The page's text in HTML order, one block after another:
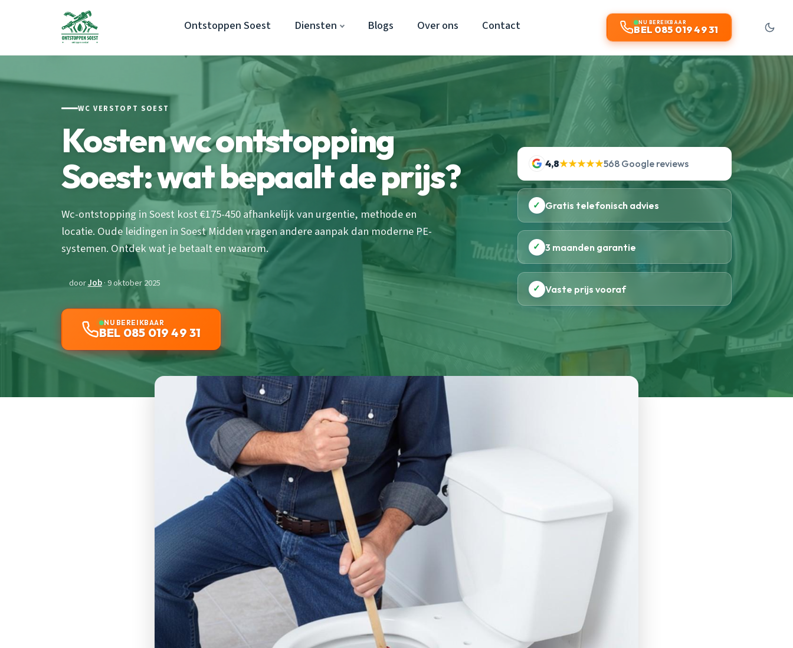
Ontstoppen Soest Diensten Blogs Over ons Contact NU BEREIKBAAR
BEL 085 019 49 31
WC VERSTOPT SOEST
Kosten wc ontstopping
Soest: wat bepaalt de prijs?
Wc-ontstopping in Soest kost €175-450 afhankelijk van urgentie, methode en
locatie. Oude leidingen in Soest Midden vragen andere aanpak dan moderne PE-
systemen. Ontdek wat je betaalt en waarom.
doorJob· 9 oktober 2025
NU BEREIKBAAR
BEL 085 019 49 31
4,8★★★★★568 Google reviews
✓ Gratis telefonisch advies
✓ 3 maanden garantie
✓ Vaste prijs vooraf